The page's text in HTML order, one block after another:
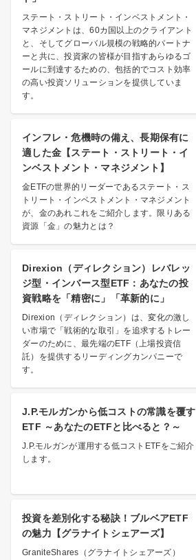
ステート・ストリート・インベストメント・
マネジメントは、60カ国以上のクライアント
と、そしてグローバル規模の戦略的パートナ
ーと共に、投資家の皆様が目指すあらゆるゴ
ールに到達するための、包括的でコスト効率
の高い投資ソリューションを提供していま
す。
インフレ・危機時の備え、長期保有に
適した金【ステート・ストリート・イ
ンベストメント・マネジメント】
金ETFの世界的リーダーであるステート・ス
トリート・インベストメント・マネジメント
が、金のあれこれをご紹介します。限りある
資源「金」の魅力とは？
Direxion（ディレクション）レバレッ
ジ型・インバース型ETF：あなたの投
資戦略を「精密に」「革新的に」
Direxion（ディレクション）は、変化の激し
い市場で「戦術的な取引」を追求するトレー
ダーのために、最先端のETF（上場投資信
託）を提供するリーディングカンパニーで
す。
J.P.モルガンから低コストの常識を覆す
ETF ～あなたのETFと比べると？～
J.P.モルガンが運用する低コストETFをご紹介
します。
投資を差別化する秘訣！ブルベアETF
の魅力【グラナイトシェアーズ】
GraniteShares（グラナイトシェアーズ）